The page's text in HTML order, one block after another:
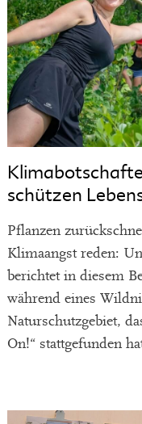
schützen
Pflanzen
Klimaangst reden:
berichtet in diesem
während eines
Naturschutzgebiet,
On!“ stattgefunden